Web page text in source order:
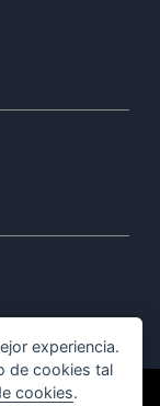
experiencia.
de cookies tal
cookies.